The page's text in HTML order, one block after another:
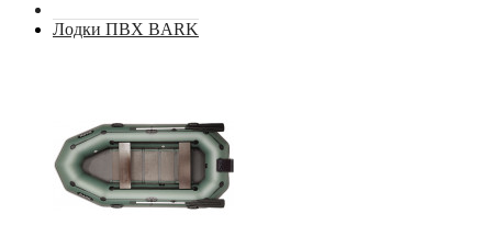
Лодки ПВХ BARK